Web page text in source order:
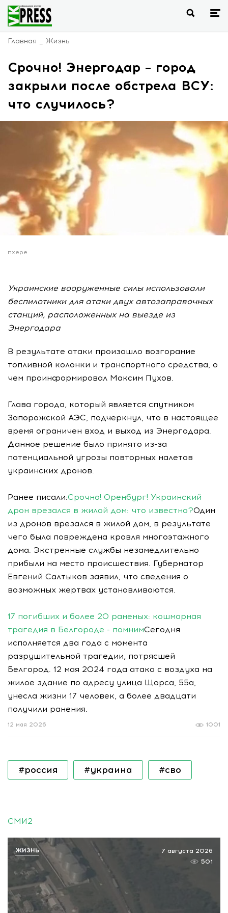
Главная Жизнь
Срочно! Энергодар – город
закрыли после обстрела ВСУ:
что случилось?
пхере
Украинские вооруженные силы использовали
беспилотники для атаки двух автозаправочных
станций, расположенных на выезде из
Энергодара
В результате атаки произошло возгорание
топливной колонки и транспортного средства, о
чем проинформировал Максим Пухов.
Глава города, который является спутником
Запорожской АЭС, подчеркнул, что в настоящее
время ограничен вход и выход из Энергодара.
Данное решение было принято из-за
потенциальной угрозы повторных налетов
украинских дронов.
Ранее писали:Срочно! Оренбург! Украинский
дрон врезался в жилой дом: что известно?Один
из дронов врезался в жилой дом, в результате
чего была повреждена кровля многоэтажного
дома. Экстренные службы незамедлительно
прибыли на место происшествия. Губернатор
Евгений Салтыков заявил, что сведения о
возможных жертвах устанавливаются.
17 погибших и более 20 раненых: кошмарная
трагедия в Белгороде - помнимСегодня
исполняется два года с момента
разрушительной трагедии, потрясшей
Белгород. 12 мая 2024 года атака с воздуха на
жилое здание по адресу улица Щорса, 55а,
унесла жизни 17 человек, а более двадцати
получили ранения.
1001
12 мая 2026
#россия #украина #сво
СМИ2
7 августа 2026
501
ЖИЗНЬ